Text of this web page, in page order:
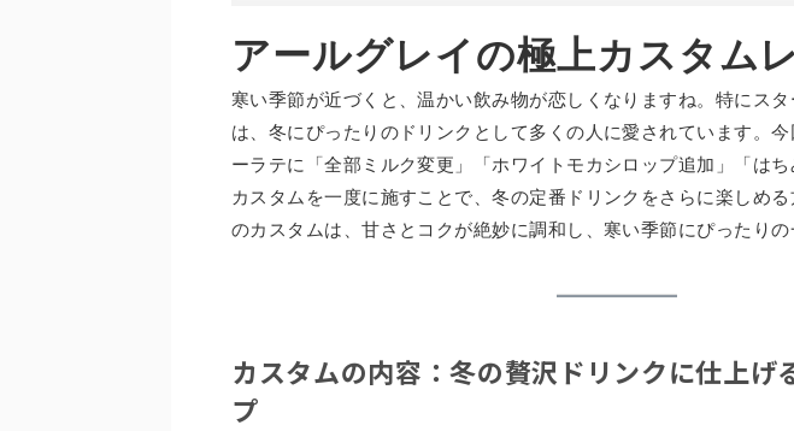
アールグレイの極上カスタム
寒い季節が近づくと、温かい飲み物が恋しくなりますね。特にス
は、冬にぴったりのドリンクとして多くの人に愛されています。
ーラテに「全部ミルク変更」「ホワイトモカシロップ追加」「は
カスタムを一度に施すことで、冬の定番ドリンクをさらに楽しめ
のカスタムは、甘さとコクが絶妙に調和し、寒い季節にぴったりの
カスタムの内容：冬の贅沢ドリンクに仕上げ
プ